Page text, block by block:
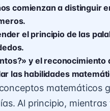
comienzan a distinguir
el principio de las
y el reconocimiento
las habilidades
matemáticos
Al principio,